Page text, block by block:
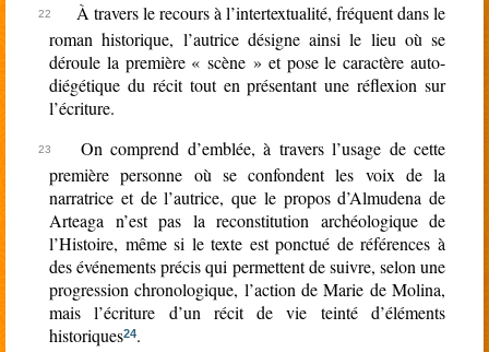
À travers le recours à l’intertextualité, fréquent dans le
roman historique, l’autrice désigne ainsi le lieu où se
déroule la première « scène » et pose le caractère auto-
diégétique du récit tout en présentant une réflexion sur
l’écriture.
On comprend d’emblée, à travers l’usage de cette
première personne où se confondent les voix de la
narratrice et de l’autrice, que le propos d’Almudena de
Arteaga n’est pas la reconstitution archéologique de
l’Histoire, même si le texte est ponctué de références à
des événements précis qui permettent de suivre, selon une
progression chronologique, l’action de Marie de Molina,
mais l’écriture d’un récit de vie teinté d’éléments
historiques24.